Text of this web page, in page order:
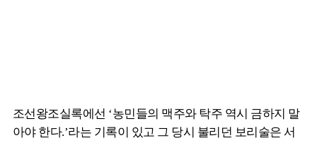
조선왕조실록에선 ‘농민들의 맥주와 탁주 역시 금하지 말
아야 한다.’라는 기록이 있고 그 당시 불리던 보리술은 서